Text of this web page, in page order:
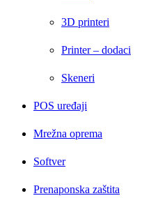
3D printeri
Printer – dodaci
Skeneri
POS uređaji
Mrežna oprema
Softver
Prenaponska zaštita